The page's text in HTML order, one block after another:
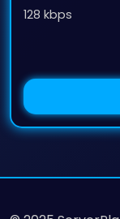
128 kbps